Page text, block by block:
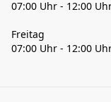
07:00 Uhr - 12:00
Freitag
07:00 Uhr - 12:00